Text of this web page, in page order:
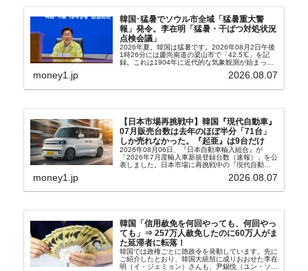
韓国･猛暑でソウル市全域「猛暑重大警
報」発令。李在明「猛暑・干ばつ対処状況
点検会議」
2026年夏。韓国は猛暑です。2026年08月2日午後
1時26分には慶尚南道の梁山市で「42.5℃」を記
録。これは1904年に近代的な気象観測が始まって
ウル市全域への「猛暑重大警報」が発令され...
money1.jp 2026.08.07
【日本市場再挑戦中】韓国『現代自動車』
07月販売台数は去年のほぼ半分「71台」
しか売れなかった。『起亜』は9台だけ
2026年08月06日、『日本自動車輸入組合』が
「2026年7月度輸入車新規登録台数（速報）」を公
表しました。日本市場に再挑戦中の『現代自動
台数はこの中に捉えられているはずです。先月から
money1.jp 2026.08.07
韓国「信用赦免を何回やっても、何回やっ
ても」⇒ 257万人赦免したのに60万人がま
た延滞者に転落！
韓国では政権ごとに徳政令を発動しています。先に
ご紹介したとおり、韓国大統領に成りおおせた李在
明（イ・ジェミョン）さんも、尹錫悦（ユン・ソギ